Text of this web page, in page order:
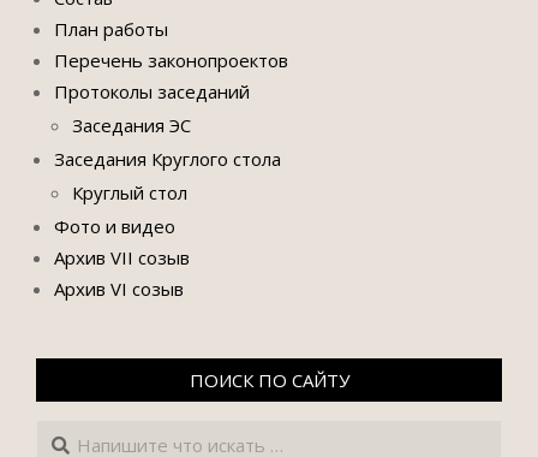
План работы
Перечень законопроектов
Протоколы заседаний
Заседания ЭС
Заседания Круглого стола
Круглый стол
Фото и видео
Архив VII созыв
Архив VI созыв
ПОИСК ПО САЙТУ
Поиск